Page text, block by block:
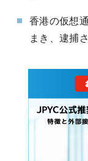
香港の仮想
まき、逮捕